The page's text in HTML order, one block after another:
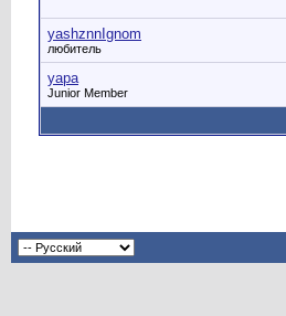
yashznnIgnom
любитель
yapa
Junior Member